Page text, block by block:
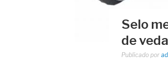
Selo
de
Publicado por